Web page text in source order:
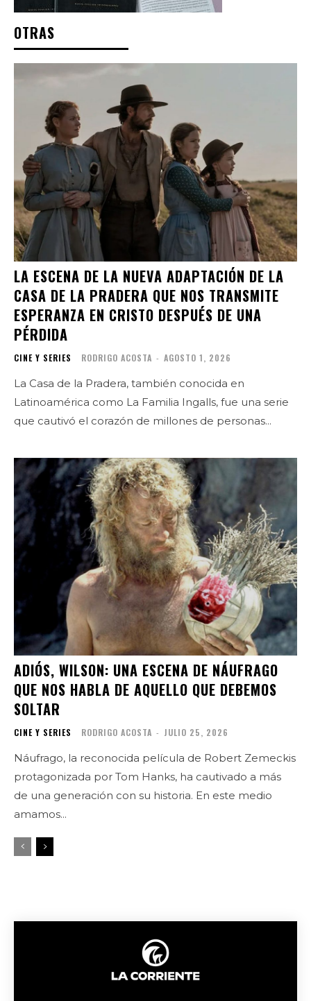
OTRAS
LA ESCENA DE LA NUEVA ADAPTACIÓN DE LA
CASA DE LA PRADERA QUE NOS TRANSMITE
ESPERANZA EN CRISTO DESPUÉS DE UNA
PÉRDIDA
CINE Y SERIES RODRIGO ACOSTA - AGOSTO 1, 2026
La Casa de la Pradera, también conocida en
Latinoamérica como La Familia Ingalls, fue una serie
que cautivó el corazón de millones de personas...
ADIÓS, WILSON: UNA ESCENA DE NÁUFRAGO
QUE NOS HABLA DE AQUELLO QUE DEBEMOS
SOLTAR
CINE Y SERIES RODRIGO ACOSTA - JULIO 25, 2026
Náufrago, la reconocida película de Robert Zemeckis
protagonizada por Tom Hanks, ha cautivado a más
de una generación con su historia. En este medio
amamos...